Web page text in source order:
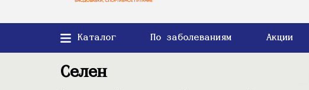
Каталог По заболеваниям Акции
Селен